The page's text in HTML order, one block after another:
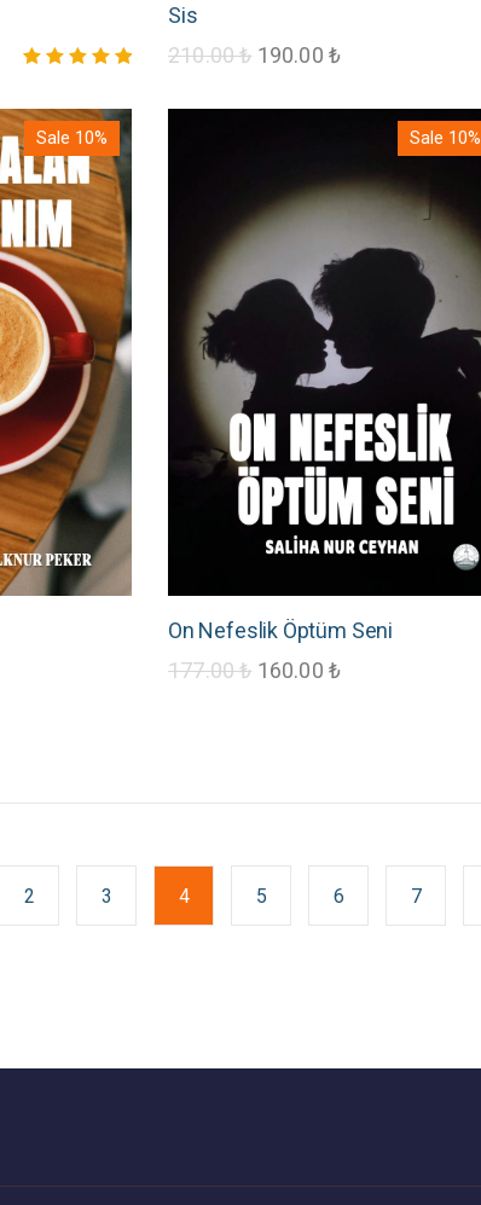
oy aldı
Sis
210.00₺ 190.00 ₺
Sale 10% Sale 10%
On Nefeslik Öptüm Seni
177.00₺ 160.00 ₺
2 3 4 5 6 7